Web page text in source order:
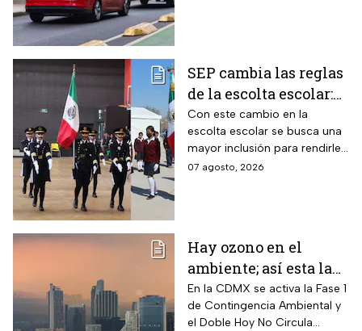
SEP cambia las reglas
de la escolta escolar:
¿cómo se elegirá a los
alumnos a partir de
ahora?
Con este cambio en la
escolta escolar se busca una
mayor inclusión para rendirle
honores a la bandera
07 agosto, 2026
Hay ozono en el
ambiente; así esta la
calidad del aire en
CDMX hoy
En la CDMX se activa la Fase 1
de Contingencia Ambiental y
el Doble Hoy No Circula